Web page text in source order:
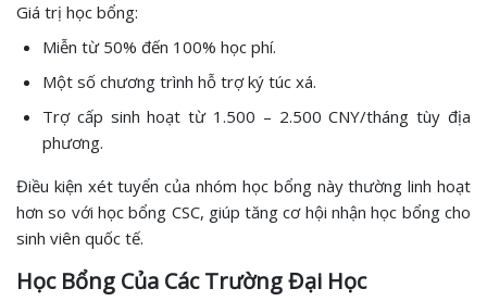
Giá trị học bổng:
Miễn từ 50% đến 100% học phí.
Một số chương trình hỗ trợ ký túc xá.
Trợ cấp sinh hoạt từ 1.500 – 2.500 CNY/tháng tùy địa
phương.
Điều kiện xét tuyển của nhóm học bổng này thường linh hoạt
hơn so với học bổng CSC, giúp tăng cơ hội nhận học bổng cho
sinh viên quốc tế.
Học Bổng Của Các Trường Đại Học